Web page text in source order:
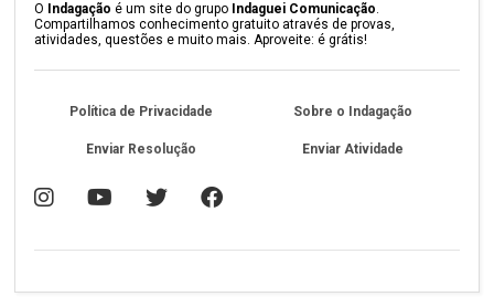
O Indagação é um site do grupo Indaguei Comunicação.
Compartilhamos conhecimento gratuito através de provas,
atividades, questões e muito mais. Aproveite: é grátis!
Política de Privacidade Sobre o Indagação
Enviar Resolução Enviar Atividade